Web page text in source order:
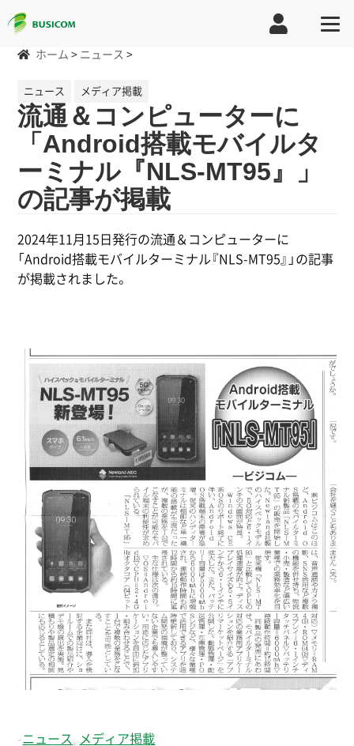
ホーム > ニュース >
ニュース メディア掲載
流通＆コンピューターに
「Android搭載モバイルタ
ーミナル『NLS-MT95』」
の記事が掲載
2024年11月15日発行の流通＆コンピューターに
「Android搭載モバイルターミナル『NLS-MT95』」の記事
が掲載されました。
- ニュース メディア掲載